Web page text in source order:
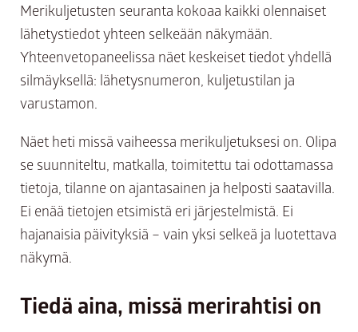
Merikuljetusten seuranta kokoaa kaikki olennaiset
lähetystiedot yhteen selkeään näkymään.
Yhteenvetopaneelissa näet keskeiset tiedot yhdellä
silmäyksellä: lähetysnumeron, kuljetustilan ja
varustamon.
Näet heti missä vaiheessa merikuljetuksesi on. Olipa
se suunniteltu, matkalla, toimitettu tai odottamassa
tietoja, tilanne on ajantasainen ja helposti saatavilla.
Ei enää tietojen etsimistä eri järjestelmistä. Ei
hajanaisia päivityksiä – vain yksi selkeä ja luotettava
näkymä.
Tiedä aina, missä merirahtisi on